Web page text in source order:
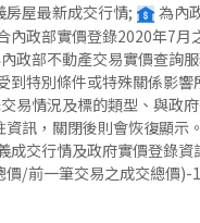
房屋最新成交行情; 為內
內政部實價登錄2020年7
政部不動產交易實價查詢
到特別條件或特殊關係影
易情況及標的類型、與政
訊，關閉後則會恢復顯示。
成交行情及政府實價登錄
價/前一筆交易之成交總價